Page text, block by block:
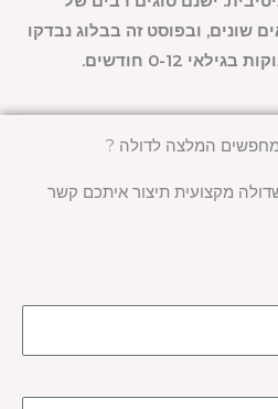
המלצה לדולה ?
מקצועית תיצור איתכם קשר
שונים, ובפוסט זה בבלוג נבדקו
0-12 חודשים.